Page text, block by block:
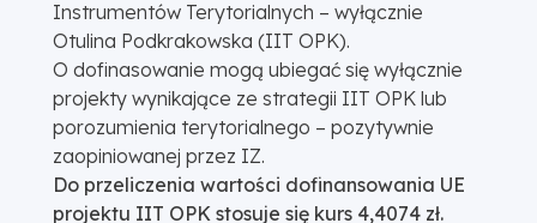
Instrumentów Terytorialnych – wyłącznie
Otulina Podkrakowska (IIT OPK).
O dofinasowanie mogą ubiegać się wyłącznie
projekty wynikające ze strategii IIT OPK lub
porozumienia terytorialnego – pozytywnie
zaopiniowanej przez IZ.
Do przeliczenia wartości dofinansowania UE
projektu IIT OPK stosuje się kurs 4,4074 zł.